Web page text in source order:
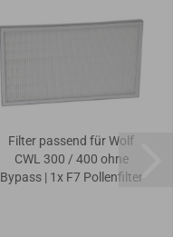
Filter passend für Wolf
CWL 300 / 400 ohne
Bypass | 1x F7 Pollenfilter